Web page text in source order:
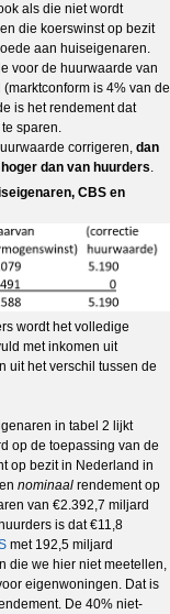
als die niet wordt
die koerswinst op bezit
aan huiseigenaren.
voor de huurwaarde van
is 4% van de
is het rendement dat
sparen.
corrigeren, dan
dan van huurders.
CBS en
wordt het volledige
met inkomen uit
uit het verschil tussen de
in tabel 2 lijkt
op de toepassing van de
op bezit in Nederland in
nominaal rendement op
van €2.392,7 miljard
is dat €11,8
met 192,5 miljard
die we hier niet meetellen,
eigenwoningen. Dat is
De 40% niet-